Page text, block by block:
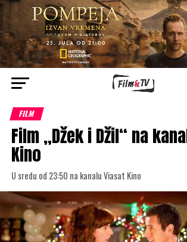
FILM
Film „Džek i Džil“ na
Kino
U sredu od 23:50 na kanalu Viasat Kino